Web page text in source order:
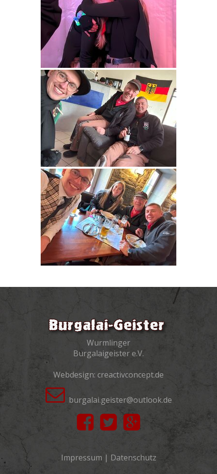
Wurmlinger
Burgalaigeister e.V.
Webdesign: creactivconcept.de
burgalai.geister@outlook.de
Impressum | Datenschutz